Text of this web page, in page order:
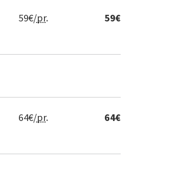
59€
59€/pr.
64€
64€/pr.